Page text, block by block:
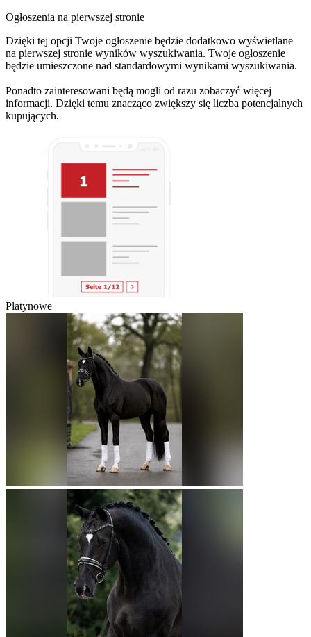
Ogłoszenia na pierwszej stronie
Dzięki tej opcji Twoje ogłoszenie będzie dodatkowo wyświetlane
na pierwszej stronie wyników wyszukiwania. Twoje ogłoszenie
będzie umieszczone nad standardowymi wynikami wyszukiwania.
Ponadto zainteresowani będą mogli od razu zobaczyć więcej
informacji. Dzięki temu znacząco zwiększy się liczba potencjalnych
kupujących.
Platynowe